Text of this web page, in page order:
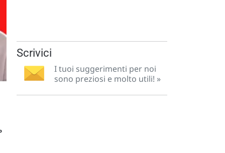
Scrivici
I tuoi suggerimenti per noi
sono preziosi e molto utili! »